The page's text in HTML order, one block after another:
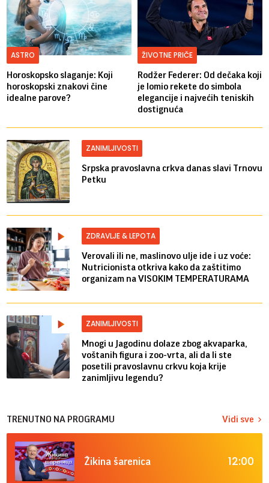
ASTRO
Horoskopsko slaganje: Koji
horoskopski znakovi čine
idealne parove?
ŽIVOTNE PRIČE
Rodžer Federer: Od dečaka koji
je lomio rekete do simbola
elegancije i najvećih teniskih
dostignuća
ZANIMLJIVOSTI
Srpska pravoslavna crkva danas slavi Trnovu
Petku
ZDRAVLJE & LEPOTA
Verovali ili ne, maslinovo ulje ide i uz voće:
Nutricionista otkriva kako da zaštitimo
organizam na VISOKIM TEMPERATURAMA
ZANIMLJIVOSTI
Mnogi u Jagodinu dolaze zbog akvaparka,
voštanih figura i zoo-vrta, ali da li ste
posetili pravoslavnu crkvu koja krije
zanimljivu legendu?
TRENUTNO NA PROGRAMU Vidi sve
Žikina šarenica 12:00